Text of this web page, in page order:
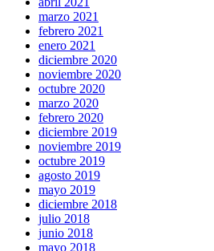
marzo 2021
febrero 2021
enero 2021
diciembre 2020
noviembre 2020
octubre 2020
marzo 2020
febrero 2020
diciembre 2019
noviembre 2019
octubre 2019
agosto 2019
mayo 2019
diciembre 2018
julio 2018
junio 2018
mayo 2018